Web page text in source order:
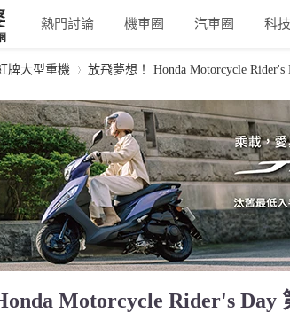
熱門討論 機車圈 汽車圈 科
牌大型重機
›
放飛夢想！ Honda Motorcycle
Motorcycle Rider's Day